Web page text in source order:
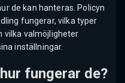
de kan hanteras. Policyn
fungerar, vilka typer
vilka valmöjligheter
inställningar.
fungerar de?